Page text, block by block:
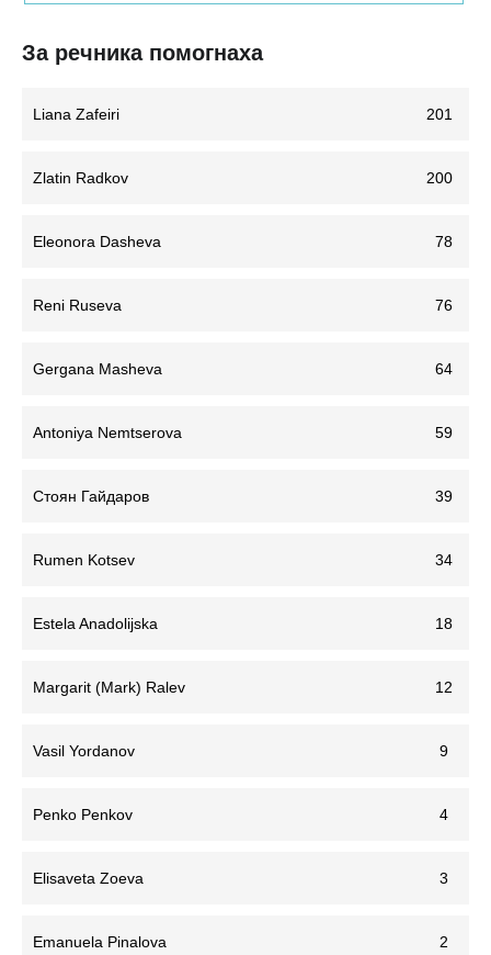
За речника помогнаха
Liana Zafeiri 201
Zlatin Radkov 200
Eleonora Dasheva 78
Reni Ruseva 76
Gergana Masheva 64
Antoniya Nemtserova 59
Стоян Гайдаров 39
Rumen Kotsev 34
Estela Anadolijska 18
Margarit (Mark) Ralev 12
Vasil Yordanov 9
Penko Penkov 4
Elisaveta Zoeva 3
Emanuela Pinalova 2